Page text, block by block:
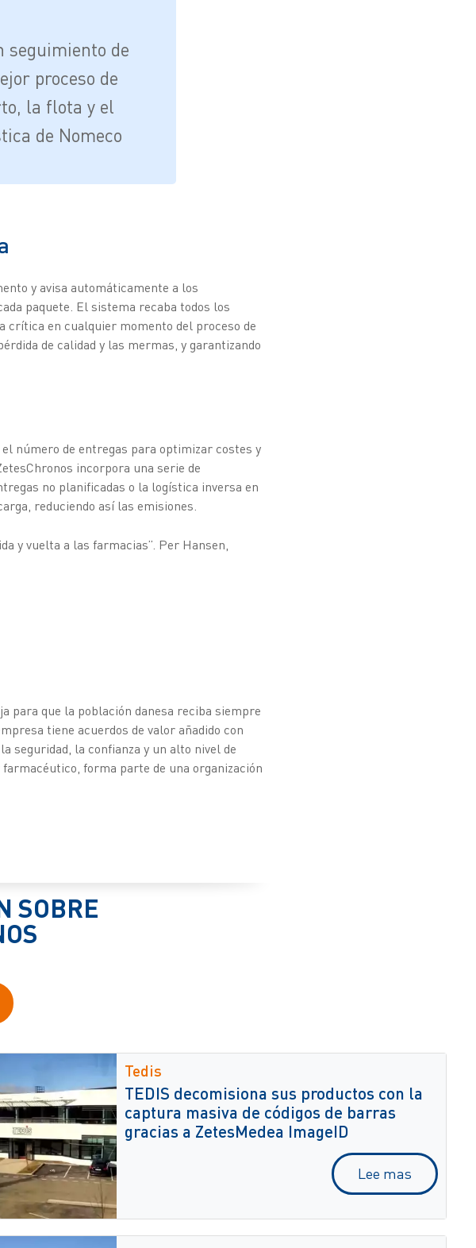
seguimiento de
proceso de
la flota y el
de Nomeco
y avisa automáticamente a los
paquete. El sistema recaba todos los
crítica en cualquier momento del proceso de
de calidad y las mermas, y garantizando
número de entregas para optimizar costes y
incorpora una serie de
no planificadas o la logística inversa en
reduciendo así las emisiones.
y vuelta a las farmacias”. Per Hansen,
para que la población danesa reciba siempre
tiene acuerdos de valor añadido con
seguridad, la confianza y un alto nivel de
forma parte de una organización
SOBRE
Tedis
TEDIS decomisiona sus productos con la
captura masiva de códigos de barras
gracias a ZetesMedea ImageID
Lee mas